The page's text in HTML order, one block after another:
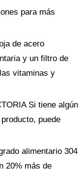
para más
de acero
y un filtro de
vitaminas y
Si tiene algún
puede
alimentario 304
20% más de